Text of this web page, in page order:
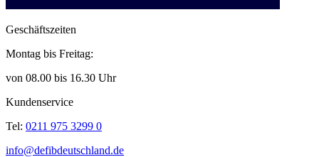
Geschäftszeiten
Montag bis Freitag:
von 08.00 bis 16.30 Uhr
Kundenservice
Tel: 0211 975 3299 0
info@defibdeutschland.de